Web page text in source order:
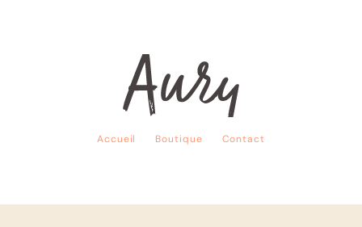
Accueil Boutique Contact